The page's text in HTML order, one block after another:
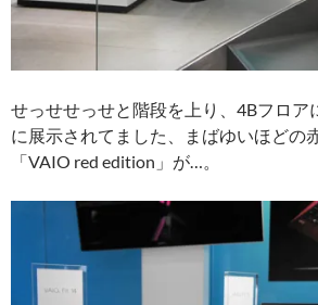
せっせせっせと階段を上り、4Bフロア
に展示されてました、まばゆいほどの
「VAIO red edition」が…。